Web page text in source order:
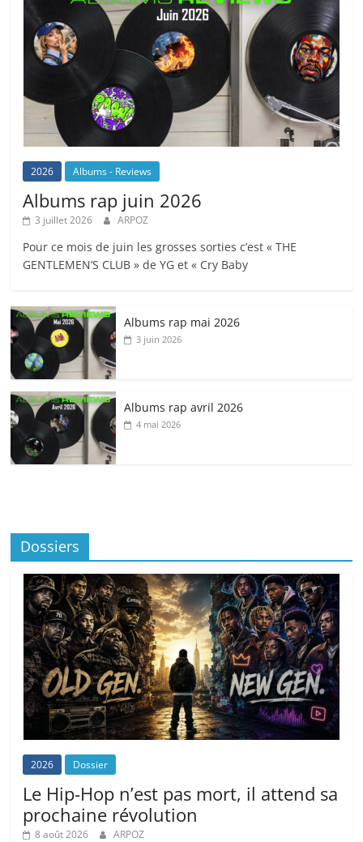
2026 Albums - Reviews
Albums rap juin 2026
3 juillet 2026 ARPOZ
Pour ce mois de juin les grosses sorties c’est « THE
GENTLEMEN’S CLUB » de YG et « Cry Baby
Albums rap mai 2026
3 juin 2026
Albums rap avril 2026
4 mai 2026
Dossiers
2026 Dossier
Le Hip-Hop n’est pas mort, il attend sa
prochaine révolution
8 août 2026 ARPOZ